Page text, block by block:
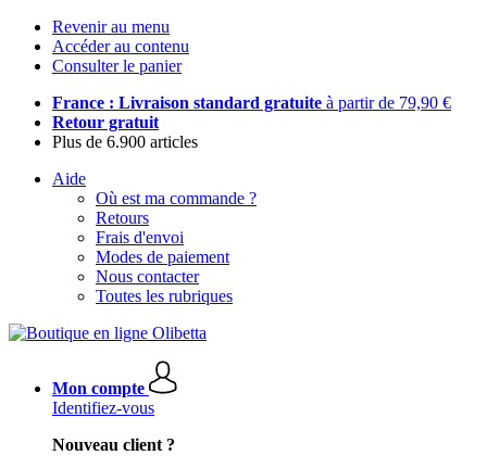
Revenir au menu
Accéder au contenu
Consulter le panier
France : Livraison standard gratuite à partir de 79,90 €
Retour gratuit
Plus de 6.900 articles
Aide
Où est ma commande ?
Retours
Frais d'envoi
Modes de paiement
Nous contacter
Toutes les rubriques
Mon compte
Identifiez-vous
Nouveau client ?